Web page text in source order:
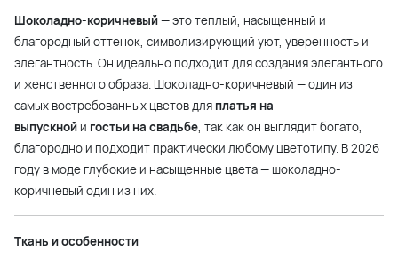
Шоколадно-коричневый— это теплый, насыщенный и
благородный оттенок, символизирующий уют, уверенность и
элегантность. Он идеально подходит для создания элегантного
и женственного образа. Шоколадно-коричневый — один из
самых востребованных цветов для платья на
выпускной и гостьи на свадьбе, так как он выглядит богато,
благородно и подходит практически любому цветотипу. В 2026
году в моде глубокие и насыщенные цвета — шоколадно-
коричневый один из них.
Ткань и особенности